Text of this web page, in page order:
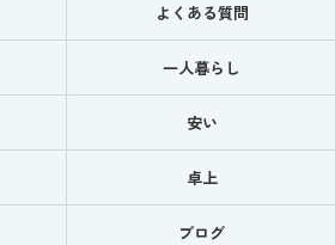
よくある質問
一人暮らし
安い
卓上
ブログ